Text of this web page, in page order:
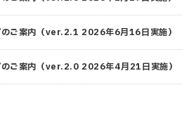
ご案内（ver.2.1 2026年6月16日実施）
ご案内（ver.2.0 2026年4月21日実施）